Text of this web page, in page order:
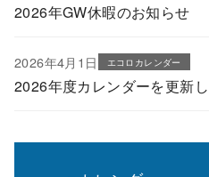
2026年GW休暇のお知らせ
2026年4月1日 エコロカレンダー
2026年度カレンダーを更新し